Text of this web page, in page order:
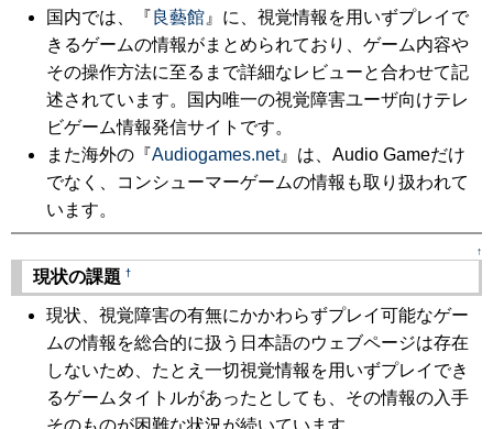
国内では、『良藝館 』に、視覚情報を用いずプレイで
きるゲームの情報がまとめられており、ゲーム内容や
その操作方法に至るまで詳細なレビューと合わせて記
述されています。国内唯一の視覚障害ユーザ向けテレ
ビゲーム情報発信サイトです。
また海外の『Audiogames.net』は、Audio Gameだけ
でなく、コンシューマーゲームの情報も取り扱われて
います。
↑
現状の課題 †
現状、視覚障害の有無にかかわらずプレイ可能なゲー
ムの情報を総合的に扱う日本語のウェブページは存在
しないため、たとえ一切視覚情報を用いずプレイでき
るゲームタイトルがあったとしても、その情報の入手
そのものが困難な状況が続いています。